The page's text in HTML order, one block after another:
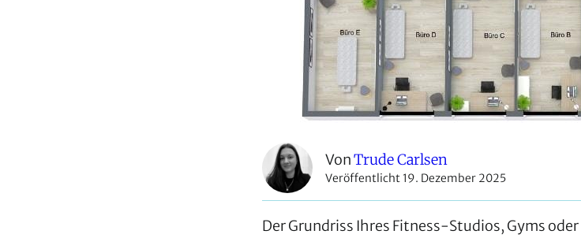
VonTrude Carlsen
Veröffentlicht 19. Dezember 2025
Der Grundriss Ihres Fitness-Studios, Gyms